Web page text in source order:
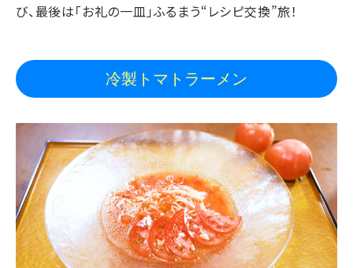
び、最後は「お礼の一皿」ふるまう“レシピ交換”旅！
冷製トマトラーメン